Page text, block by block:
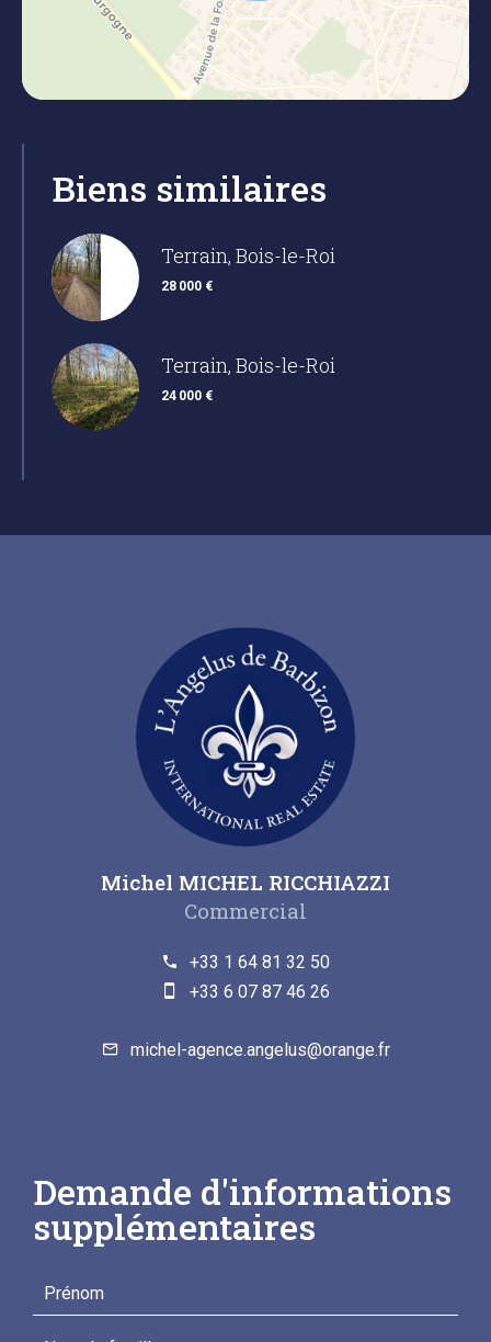
Biens similaires
Terrain, Bois-le-Roi
28 000 €
Terrain, Bois-le-Roi
24 000 €
Michel MICHEL RICCHIAZZI
Commercial
+33 1 64 81 32 50
+33 6 07 87 46 26
michel-agence.angelus@orange.fr
Demande d'informations
supplémentaires